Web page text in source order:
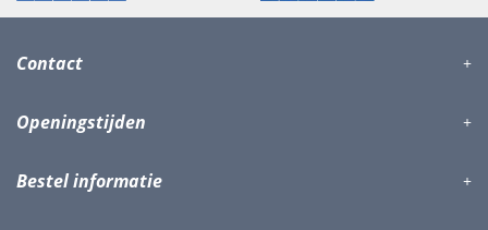
Contact
Openingstijden
Bestel informatie